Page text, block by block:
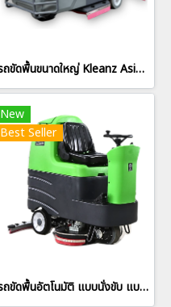
รถขัดพื้นขนาดใหญ่ Kleanz Asia รุ่น C300
New
Best Seller
รถขัดพื้นอัตโนมัติ แบบนั่งขับ แบรนด์ IPC โมเดล CT125E BT80